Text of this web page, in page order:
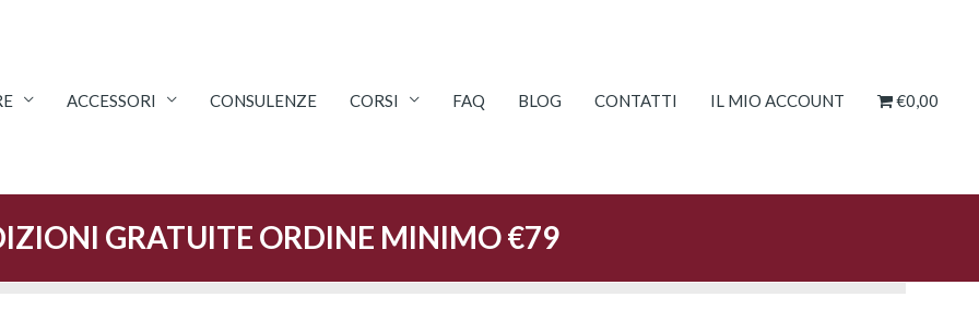
ACCESSORI CONSULENZE CORSI FAQ BLOG CONTATTI IL MIO ACCOUNT €0,00
GRATUITE ORDINE MINIMO €79